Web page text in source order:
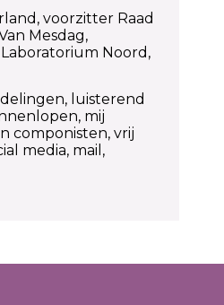
voorzitter Raad
Mesdag,
Noord,
luisterend
mij
componisten, vrij
media, mail,